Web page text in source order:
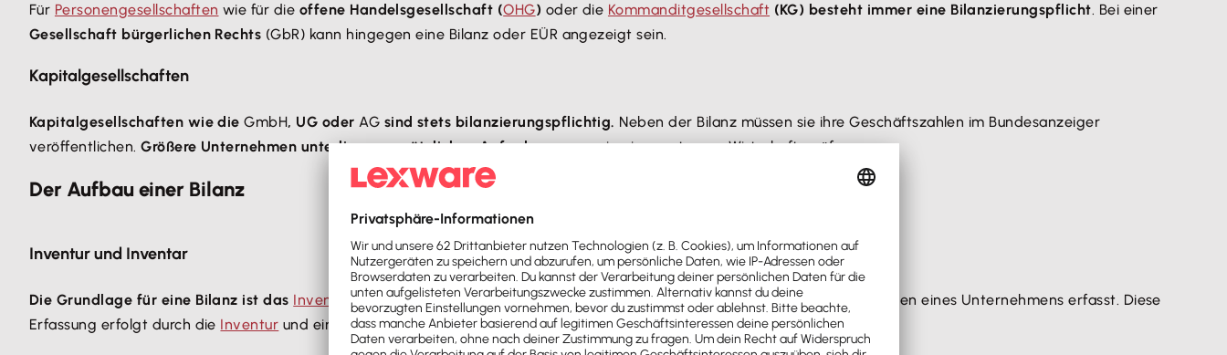
Für Personengesellschaften wie für die offene Handelsgesellschaft (OHG) oder die Kommanditgesellschaft (KG) besteht immer eine Bilanzierungspflicht. Bei einer
Gesellschaft bürgerlichen Rechts (GbR) kann hingegen eine Bilanz oder EÜR angezeigt sein.
Kapitalgesellschaften
Kapitalgesellschaften wie dieGmbH, UG oderAG sind stets bilanzierungspflichtig. Neben der Bilanz müssen sie ihre Geschäftszahlen im Bundesanzeiger
veröffentlichen.Größere Unternehmen unterliegen zusätzlichen Anforderungen, wie einer externen Wirtschaftsprüfung.
Der Aufbau einer Bilanz
Inventur und Inventar
Die Grundlage für eine Bilanz ist das Inventareines Unternehmens.Hierbei werden alle Vermögensgegenstände und Schulden eines Unternehmens erfasst. Diese
Erfassung erfolgt durch die Inventur und eine Inventarliste.